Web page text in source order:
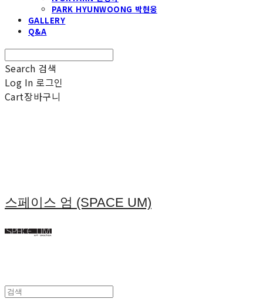
PARK HYUNWOONG 박현웅
GALLERY
Q&A
Search 검색
Log In 로그인
Cart장바구니
스페이스 엄 (SPACE UM)